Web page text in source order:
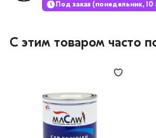
Под заказ (понедельник, 10
С этим товаром часто